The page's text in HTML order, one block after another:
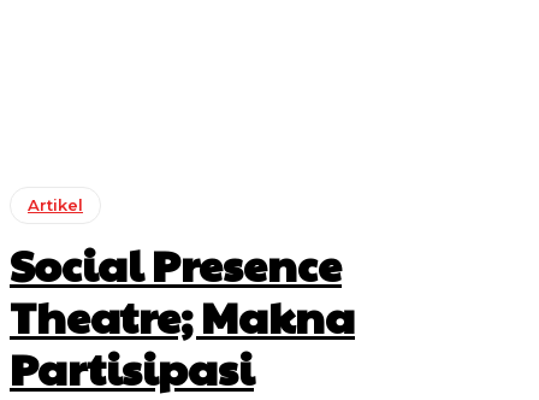
Artikel
Social Presence
Theatre; Makna
Partisipasi